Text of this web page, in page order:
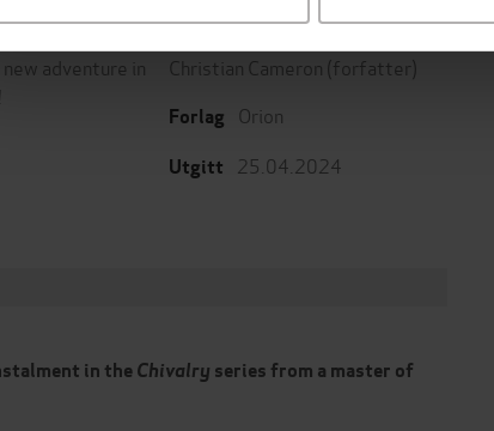
adventure in
Forfattere
Christian Cameron (forfatter)
Forlag Orion
Utgitt 25.04.2024
in theChivalry series from a master of